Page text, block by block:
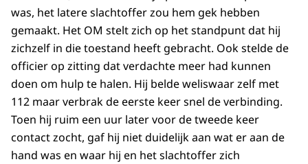
was, het latere slachtoffer zou hem gek hebben
gemaakt. Het OM stelt zich op het standpunt dat hij
zichzelf in die toestand heeft gebracht. Ook stelde de
officier op zitting dat verdachte meer had kunnen
doen om hulp te halen. Hij belde weliswaar zelf met
112 maar verbrak de eerste keer snel de verbinding.
Toen hij ruim een uur later voor de tweede keer
contact zocht, gaf hij niet duidelijk aan wat er aan de
hand was en waar hij en het slachtoffer zich